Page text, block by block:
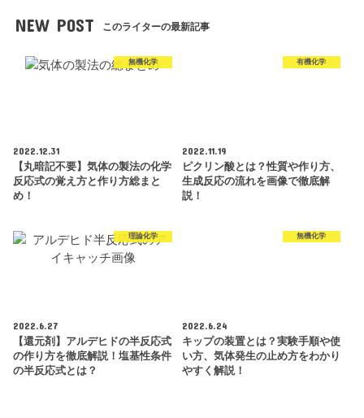
NEW POST このライターの最新記事
無機化学
2022.12.31
【丸暗記不要】気体の製法の化学
反応式の覚え方と作り方総まと
め！
有機化学
2022.11.19
ピクリン酸とは？性質や作り方、
生成反応の流れを画像で徹底解
説！
理論化学
2022.6.27
【還元剤】アルデヒドの半反応式
の作り方を徹底解説！塩基性条件
の半反応式とは？
無機化学
2022.6.24
キップの装置とは？実験手順や使
い方、気体発生の止め方をわかり
やすく解説！